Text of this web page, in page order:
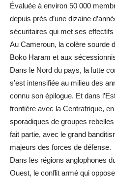
Évaluée à environ 50 000
depuis près d’une dizaine
sécuritaires qui met ses
Au Cameroun, la colère sourde
Boko Haram et aux
Dans le Nord du pays, la lutte
s’est intensifiée au milieu des
connu son épilogue. Et dans
frontière avec la Centrafrique,
sporadiques de groupes
fait partie, avec le grand
majeurs des forces de défense.
Dans les régions anglophones
Ouest, le conflit armé qui